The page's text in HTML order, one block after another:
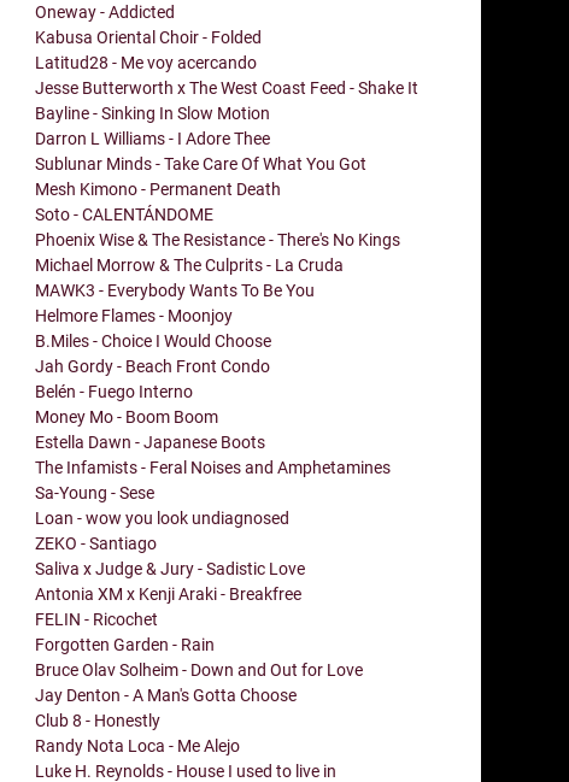
Oneway - Addicted
Kabusa Oriental Choir - Folded
Latitud28 - Me voy acercando
Jesse Butterworth x The West Coast Feed - Shake It
Bayline - Sinking In Slow Motion
Darron L Williams - I Adore Thee
Sublunar Minds - Take Care Of What You Got
Mesh Kimono - Permanent Death
Soto - CALENTÁNDOME
Phoenix Wise & The Resistance - There's No Kings
Michael Morrow & The Culprits - La Cruda
MAWK3 - Everybody Wants To Be You
Helmore Flames - Moonjoy
B.Miles - Choice I Would Choose
Jah Gordy - Beach Front Condo
Belén - Fuego Interno
Money Mo - Boom Boom
Estella Dawn - Japanese Boots
The Infamists - Feral Noises and Amphetamines
Sa-Young - Sese
Loan - wow you look undiagnosed
ZEKO - Santiago
Saliva x Judge & Jury - Sadistic Love
Antonia XM x Kenji Araki - Breakfree
FELIN - Ricochet
Forgotten Garden - Rain
Bruce Olav Solheim - Down and Out for Love
Jay Denton - A Man's Gotta Choose
Club 8 - Honestly
Randy Nota Loca - Me Alejo
Luke H. Reynolds - House I used to live in